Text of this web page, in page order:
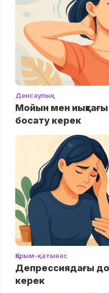
Денсаулық
Мойын мен иықтағы
босату керек
Қарым-қатынас
Депрессиядағы
керек